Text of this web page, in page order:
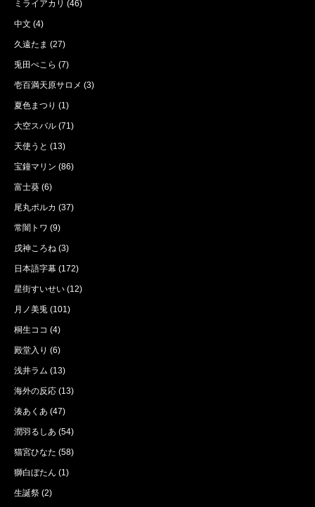
ミライアカリ (46)
中文 (4)
久遠たま (27)
兎田ぺこら (7)
壱百満天原サロメ (3)
夏色まつり (1)
大空スバル (71)
天使うと (13)
宝鐘マリン (86)
富士葵 (6)
尾丸ポルカ (37)
常闇トワ (9)
戌神ころね (3)
日本語字幕 (172)
星街すいせい (12)
月ノ美兎 (101)
桐生ココ (4)
殿堂入り (6)
浅井ラム (13)
海外の反応 (13)
湊あくあ (47)
潤羽るしあ (54)
猫宮ひなた (58)
獅白ぼたん (1)
生誕祭 (2)